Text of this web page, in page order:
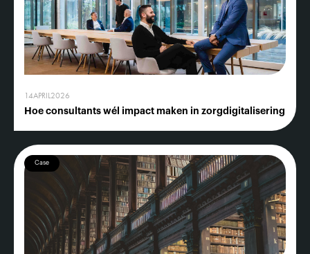
14APRIL2026
Hoe consultants wél impact maken in zorgdigitalisering
Case